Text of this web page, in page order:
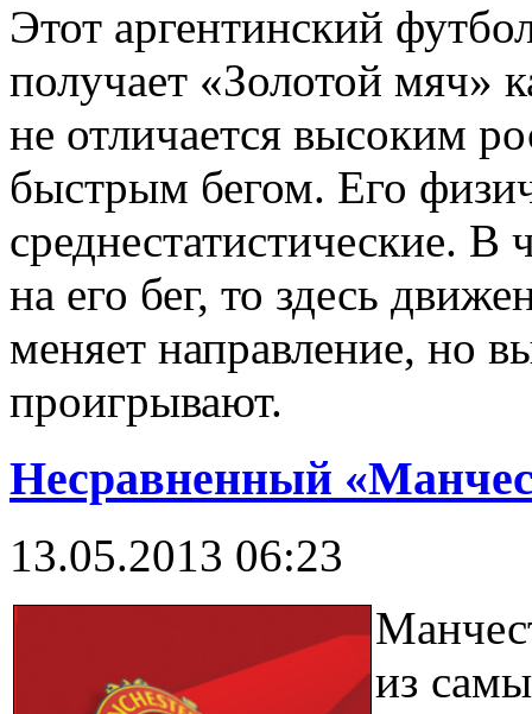
Этот аргентинский
получает «Золотой мяч»
не отличается высоким
быстрым бегом. Его
среднестатистические. В
на его бег, то здесь
меняет направление, но
проигрывают.
Несравненный
13.05.2013 06:23
из